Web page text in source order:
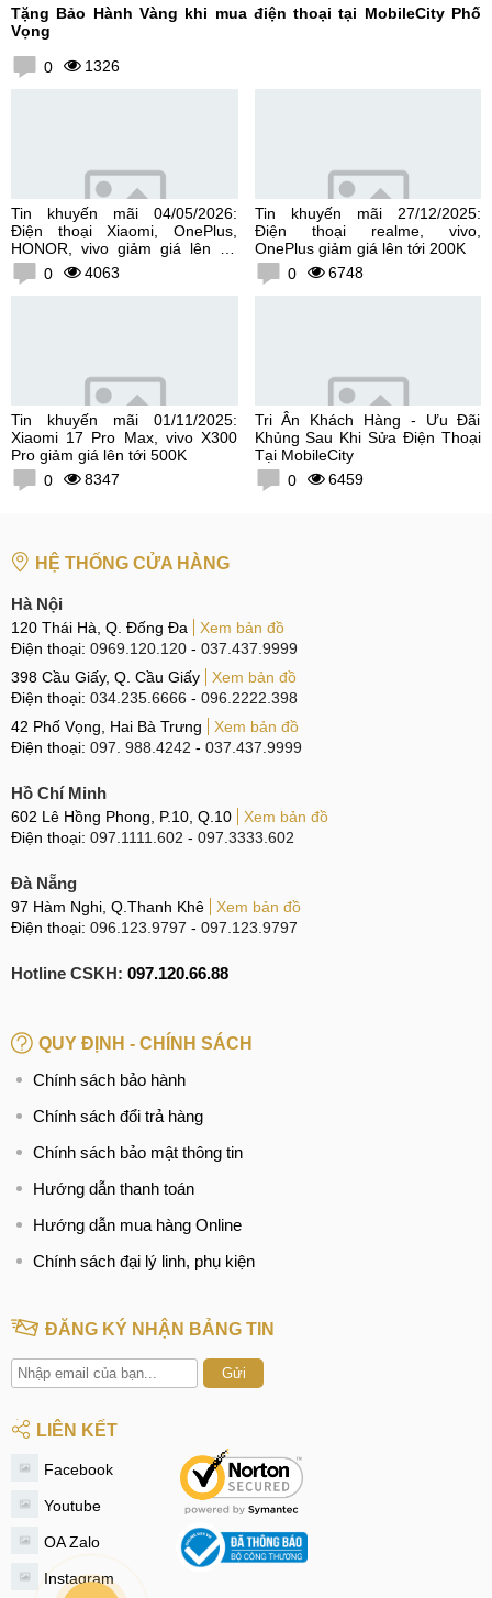
Tặng Bảo Hành Vàng khi mua điện thoại tại MobileCity Phố
Vọng
0 1326
Tin khuyến mãi 04/05/2026:
Điện thoại Xiaomi, OnePlus,
HONOR, vivo giảm giá lên tới
300K0 4063
Tin khuyến mãi 27/12/2025:
Điện thoại realme, vivo,
OnePlus giảm giá lên tới 200K
0
6748
Tin khuyến mãi 01/11/2025:
Xiaomi 17 Pro Max, vivo X300
Pro giảm giá lên tới 500K
0
8347
Tri Ân Khách Hàng - Ưu Đãi
Khủng Sau Khi Sửa Điện Thoại
Tại MobileCity
0
6459
HỆ THỐNG CỬA HÀNG
Hà Nội
120 Thái Hà, Q. Đống Đa
Xem bản đồ
Điện thoại: 0969.120.120 - 037.437.9999
398 Cầu Giấy, Q. Cầu Giấy
Xem bản đồ
Điện thoại: 034.235.6666 - 096.2222.398
42 Phố Vọng, Hai Bà Trưng
Xem bản đồ
Điện thoại: 097. 988.4242 - 037.437.9999
Hồ Chí Minh
602 Lê Hồng Phong, P.10, Q.10
Xem bản đồ
Điện thoại: 097.1111.602 - 097.3333.602
Đà Nẵng
97 Hàm Nghi, Q.Thanh Khê
Xem bản đồ
Điện thoại: 096.123.9797 - 097.123.9797
Hotline CSKH: 097.120.66.88
QUY ĐỊNH - CHÍNH SÁCH
Chính sách bảo hành
Chính sách đổi trả hàng
Chính sách bảo mật thông tin
Hướng dẫn thanh toán
Hướng dẫn mua hàng Online
Chính sách đại lý linh, phụ kiện
ĐĂNG KÝ NHẬN BẢNG TIN
Gửi
LIÊN KẾT
Facebook
Youtube
OA Zalo
Instagram